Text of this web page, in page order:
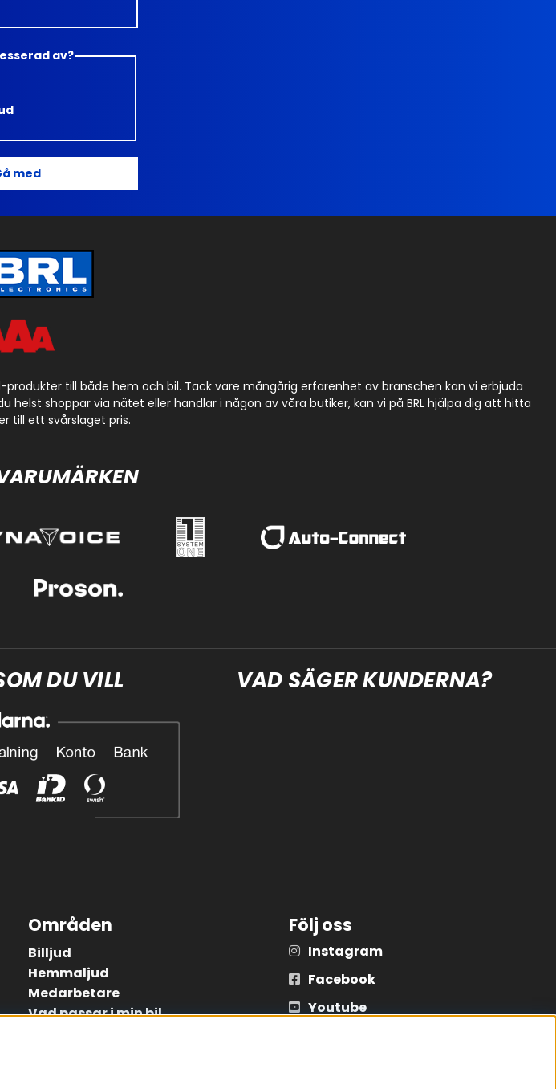
av?
med
till både hem och bil. Tack vare mångårig erfarenhet av branschen kan vi erbjuda
shoppar via nätet eller handlar i någon av våra butiker, kan vi på BRL hjälpa dig att hitta
till ett svårslaget pris.
DU VILL VAD SÄGER KUNDERNA?
Områden
Billjud
Hemmaljud
Medarbetare
Vad passar i min bil
Följ oss
Instagram
Facebook
Youtube